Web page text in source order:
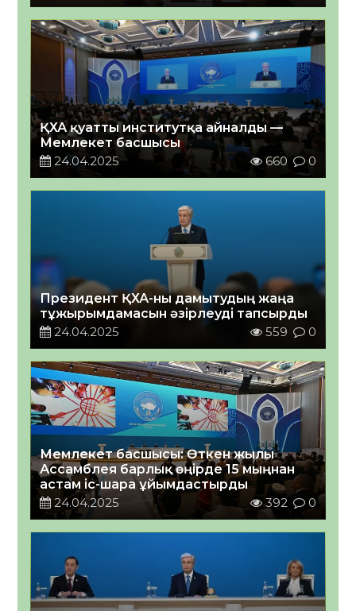
ҚХА қуатты институтқа айналды —
Мемлекет басшысы
24.04.2025
660 0
Президент ҚХА-ны дамытудың жаңа
тұжырымдамасын әзірлеуді тапсырды
24.04.2025
559 0
Мемлекет басшысы: Өткен жылы
Ассамблея барлық өңірде 15 мыңнан
астам іс-шара ұйымдастырды
24.04.2025
392 0